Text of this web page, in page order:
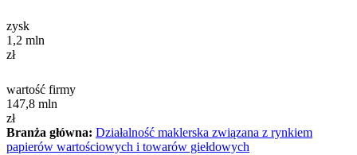
zysk
1,2 mln
zł
wartość firmy
147,8 mln
zł
Branża główna: Działalność maklerska związana z rynkiem
papierów wartościowych i towarów giełdowych